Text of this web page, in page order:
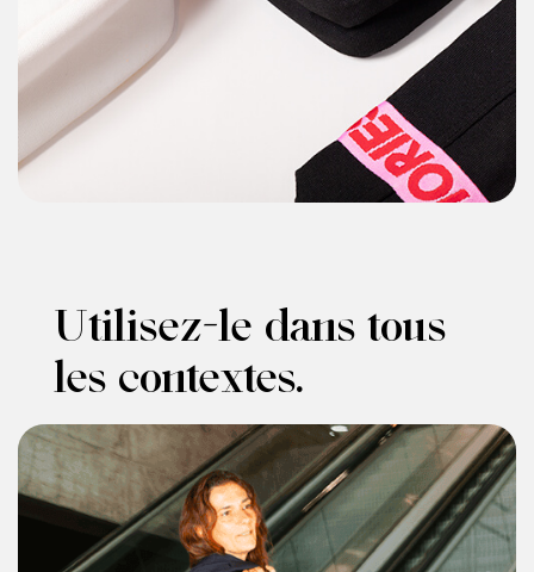
Utilisez-le dans tous
les contextes.